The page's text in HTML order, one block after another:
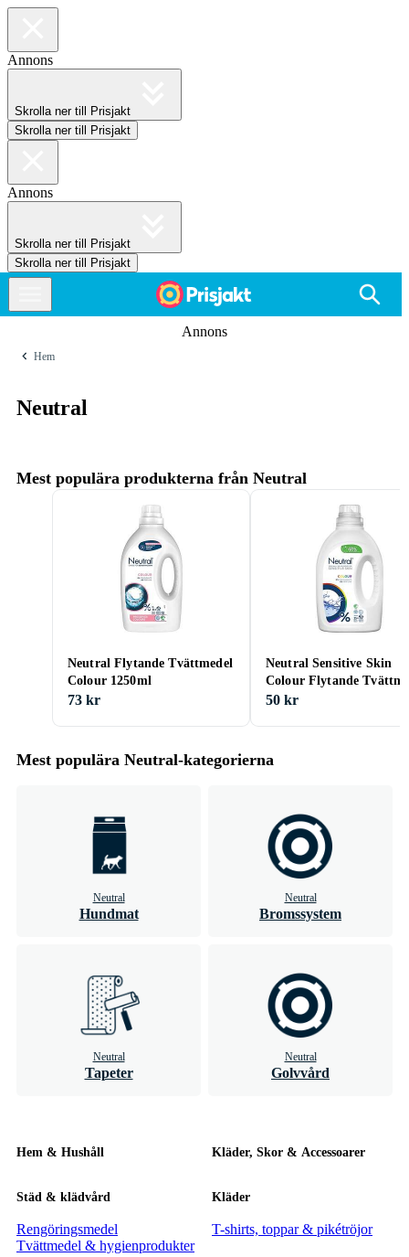
Annons
Skrolla ner till Prisjakt
Skrolla ner till Prisjakt
Annons
Skrolla ner till Prisjakt
Skrolla ner till Prisjakt
Annons
Hem
Neutral
Mest populära produkterna från Neutral
Neutral Flytande Tvättmedel
Colour 1250ml
73 kr
Neutral Sensitive Skin
Colour Flytande
1L
50 kr
Mest populära Neutral-kategorierna
Neutral
Hundmat
Neutral
Bromssystem
Neutral
Tapeter
Neutral
Golvvård
Hem & Hushåll
Städ & klädvård
Rengöringsmedel
Tvättmedel & hygienprodukter
Kläder, Skor & Accessoarer
Kläder
T-shirts, toppar & pikétröjor